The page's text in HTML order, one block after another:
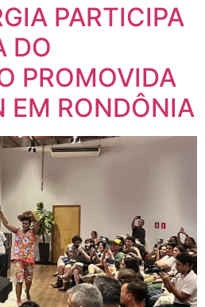
PARTICIPA
DO
PROMOVIDA
EM RONDÔNIA